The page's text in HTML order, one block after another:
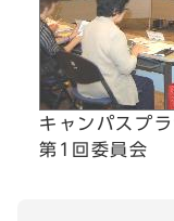
キャンパスプ
第1回委員会